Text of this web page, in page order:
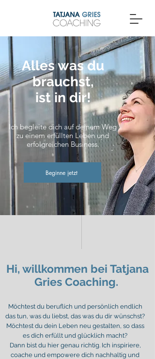
Alles was du
brauchst,
ist in dir!
Ich begleite dich auf deinem Weg
zu einem erfüllten Leben und
erfolgreichen Business.
Beginne jetzt
Hi, willkommen bei Tatjana
Gries Coaching.
Möchtest du beruflich und persönlich endlich
das tun, was du liebst, das was du dir wünschst?
Möchtest du dein Leben neu gestalten, so dass
es dich erfüllt und glücklich macht?
Dann bist du hier genau richtig. Ich inspiriere,
coache und empowere dich nachhaltig und